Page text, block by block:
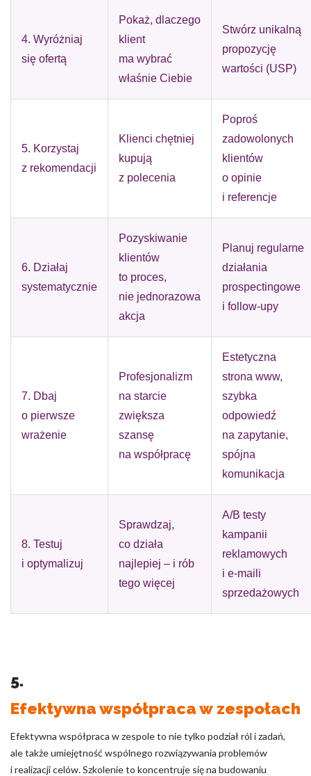
4. Wyróżniaj
się ofertą
Pokaż, dlaczego
klient
ma wybrać
właśnie Ciebie
Stwórz unikalną
propozycję
wartości (USP)
5. Korzystaj
z rekomendacji
Klienci chętniej
kupują
z polecenia
Poproś
zadowolonych
klientów
o opinie
i referencje
6. Działaj
systematycznie
Pozyskiwanie
klientów
to proces,
nie jednorazowa
akcja
Planuj regularne
działania
prospectingowe
i follow-upy
7. Dbaj
o pierwsze
wrażenie
Profesjonalizm
na starcie
zwiększa
szansę
na współpracę
Estetyczna
strona www,
szybka
odpowiedź
na zapytanie,
spójna
komunikacja
8. Testuj
i optymalizuj
Sprawdzaj,
co działa
najlepiej – i rób
tego więcej
A/B testy
kampanii
reklamowych
i e-maili
sprzedażowych
5.
Efektywna współpraca w zespołach
Efektywna współpraca w zespole to nie tylko podział ról i zadań,
ale także umiejętność wspólnego rozwiązywania problemów
i realizacji celów. Szkolenie to koncentruje się na budowaniu